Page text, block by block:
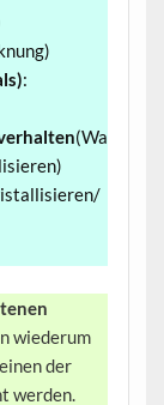
:
(Wa
wiederum
der
werden.